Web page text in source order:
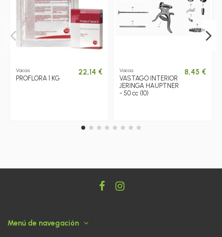
Vacas
PROFLORA 1 KG
22,14 € Vacas
VASTAGO INTERIOR
JERINGA HAUPTNER
- 50 cc (10)
8,45 €
Menú de navegación